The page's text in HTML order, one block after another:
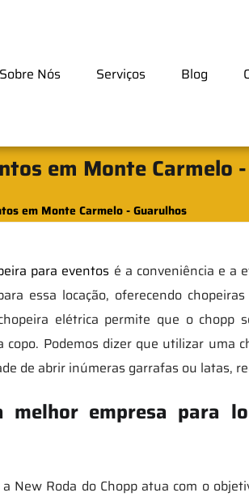
Sobre Nós Serviços Blog
em Monte Carmelo
em Monte Carmelo - Guarulhos
para eventos é a conveniência e a
essa locação, oferecendo
elétrica permite que o chopp
Podemos dizer que utilizar uma
de abrir inúmeras garrafas ou latas,
empresa para
New Roda do Chopp atua com o